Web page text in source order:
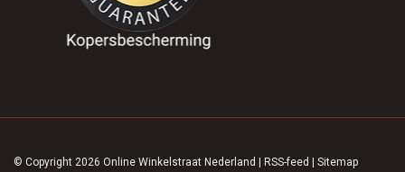
© Copyright 2026 Online Winkelstraat Nederland | RSS-feed | Sitemap